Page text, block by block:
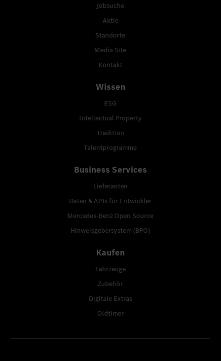
Jobsuche
Aktie
Standorte
Media Site
Kontakt
Wissen
ESG
Intellectual Property
Tradition
Talentprogramme
Business Services
Lieferanten
Daten & APIs für Entwickler
Mercedes-Benz Open Source
Hinweisgebersystem (BPO)
Kaufen
Fahrzeuge
Zubehör
Digitale Extras
Oldtimer